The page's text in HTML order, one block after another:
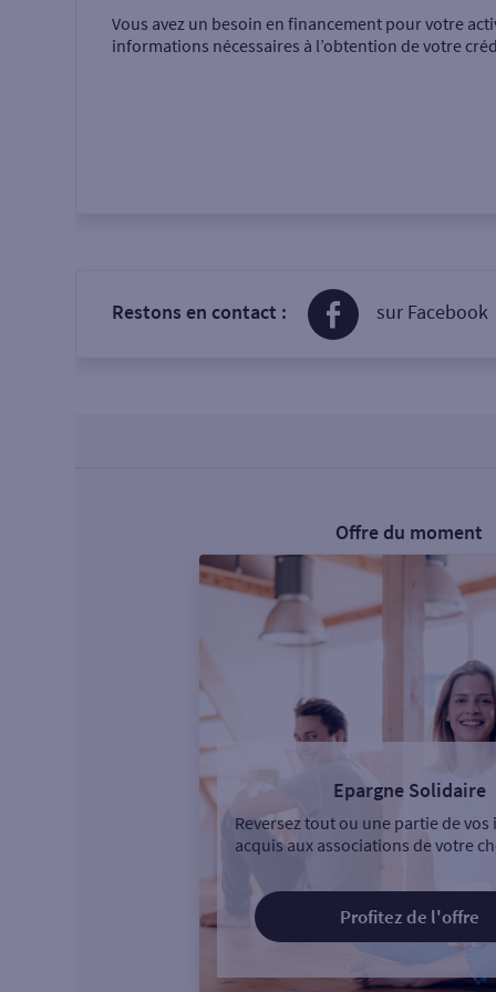
Vous avez un besoin en financement pour votre
informations nécessaires à l’obtention de votre
Restons en contact : sur Facebook
Offre du moment
Epargne Solidaire
Reversez tout ou une partie de vos
acquis aux associations de votre
Profitez de l'offre